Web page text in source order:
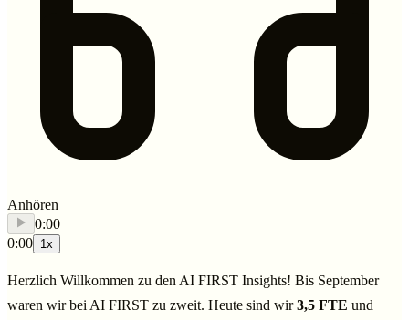
Anhören
0:00
0:00 1x
Herzlich Willkommen zu den AI FIRST Insights! Bis September
waren wir bei AI FIRST zu zweit. Heute sind wir3,5 FTE und